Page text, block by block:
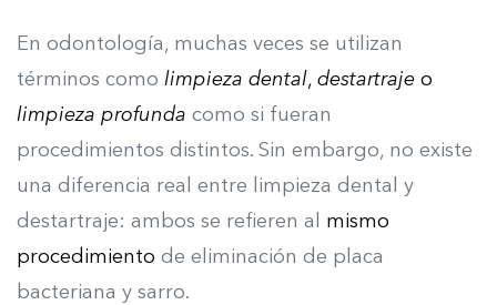
En odontología, muchas veces se utilizan
términos como limpieza dental, destartraje o
limpieza profunda como si fueran
procedimientos distintos. Sin embargo, no existe
una diferencia real entre limpieza dental y
destartraje: ambos se refieren al
mismo
procedimiento de eliminación de placa
bacteriana y sarro.